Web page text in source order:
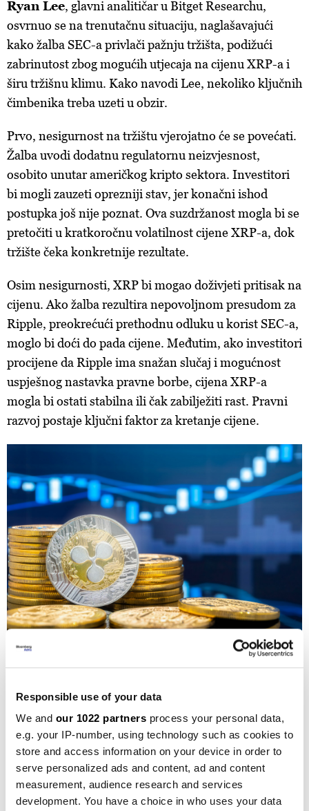
Responsible use of your data
We and our 1022 partners process your personal data,
e.g. your IP-number, using technology such as cookies to
store and access information on your device in order to
serve personalized ads and content, ad and content
measurement, audience research and services
development. You have a choice in who uses your data
Ryan Lee, glavni analitičar u Bitget Researchu,
osvrnuo se na trenutačnu situaciju, naglašavajući
kako žalba SEC-a privlači pažnju tržišta, podižući
zabrinutost zbog mogućih utjecaja na cijenu XRP-a i
širu tržišnu klimu. Kako navodi Lee, nekoliko ključnih
čimbenika treba uzeti u obzir.
Prvo, nesigurnost na tržištu vjerojatno će se povećati.
Žalba uvodi dodatnu regulatornu neizvjesnost,
osobito unutar američkog kripto sektora. Investitori
bi mogli zauzeti oprezniji stav, jer konačni ishod
postupka još nije poznat. Ova suzdržanost mogla bi se
pretočiti u kratkoročnu volatilnost cijene XRP-a, dok
tržište čeka konkretnije rezultate.
Osim nesigurnosti, XRP bi mogao doživjeti pritisak na
cijenu. Ako žalba rezultira nepovoljnom presudom za
Ripple, preokrećući prethodnu odluku u korist SEC-a,
moglo bi doći do pada cijene. Međutim, ako investitori
procijene da Ripple ima snažan slučaj i mogućnost
uspješnog nastavka pravne borbe, cijena XRP-a
mogla bi ostati stabilna ili čak zabilježiti rast. Pravni
razvoj postaje ključni faktor za kretanje cijene.
Depositphotos
Gledajući dugoročni utjecaj, situacija postaje još
sentiment oko XRP-a mogao bi oslabiti, s obzirom na
to koliko je ovaj token ovisan o regulatornim
vijestima. Ipak, Rippleova kontinuirana inovacija u
ponudi proizvoda i strateška partnerstva u platnom
sektoru mogli bi ublažiti neke regulatorne